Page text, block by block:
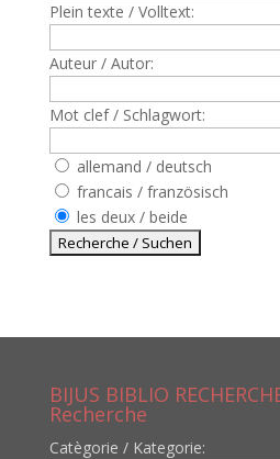
Plein texte / Volltext:
Auteur / Autor:
Mot clef / Schlagwort:
allemand / deutsch
francais / französisch
les deux / beide
BIJUS BIBLIO
Recherche
Catègorie / Kategorie: